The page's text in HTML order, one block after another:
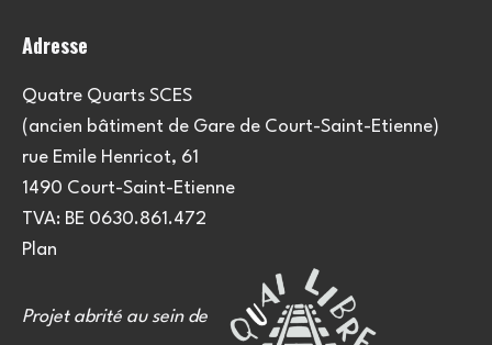
Adresse
Quatre Quarts SCES
(ancien bâtiment de Gare de Court-Saint-Etienne)
rue Emile Henricot, 61
1490 Court-Saint-Etienne
TVA: BE 0630.861.472
Plan
Projet abrité au sein de